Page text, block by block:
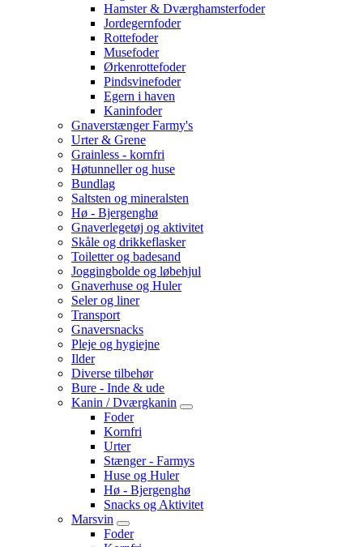
Hamster & Dværghamsterfoder
Jordegernfoder
Rottefoder
Musefoder
Ørkenrottefoder
Pindsvinefoder
Egern i haven
Kaninfoder
Gnaverstænger Farmy's
Urter & Grene
Grainless - kornfri
Høtunneller og huse
Bundlag
Saltsten og mineralsten
Hø - Bjergenghø
Gnaverlegetøj og aktivitet
Skåle og drikkeflasker
Toiletter og badesand
Joggingbolde og løbehjul
Gnaverhuse og Huler
Seler og liner
Transport
Gnaversnacks
Pleje og hygiejne
Ilder
Diverse tilbehør
Bure - Inde & ude
Kanin / Dværgkanin
Foder
Kornfri
Urter
Stænger - Farmys
Huse og Huler
Hø - Bjergenghø
Snacks og Aktivitet
Marsvin
Foder